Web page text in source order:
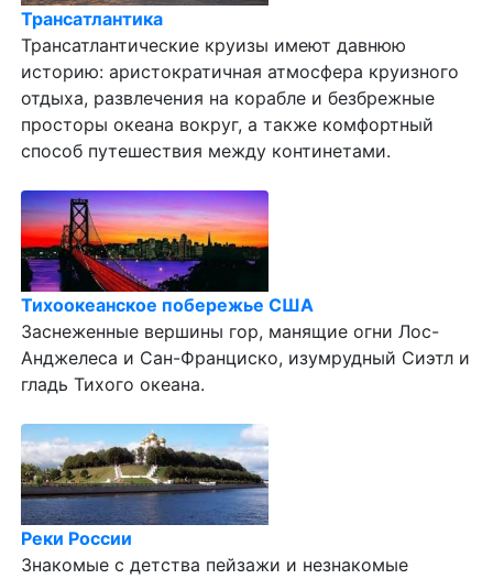
Трансатлантика
Трансатлантические круизы имеют давнюю
историю: аристократичная атмосфера круизного
отдыха, развлечения на корабле и безбрежные
просторы океана вокруг, а также комфортный
способ путешествия между континетами.
Тихоокеанское побережье США
Заснеженные вершины гор, манящие огни Лос-
Анджелеса и Сан-Франциско, изумрудный Сиэтл и
гладь Тихого океана.
Реки России
Знакомые с детства пейзажи и незнакомые